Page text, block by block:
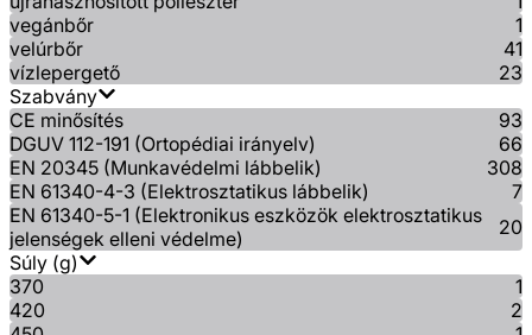
vegánbőr
1
velúrbőr
41
vízlepergető
23
Szabvány
CE minősítés
93
DGUV 112-191 (Ortopédiai irányelv)
66
EN 20345 (Munkavédelmi lábbelik)
308
EN 61340-4-3 (Elektrosztatikus lábbelik)
7
EN 61340-5-1 (Elektronikus eszközök elektrosztatikus
jelenségek elleni védelme)
20
Súly (g)
370
1
420
2